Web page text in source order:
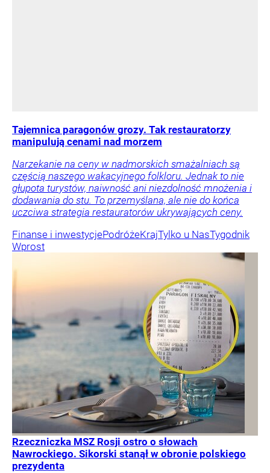
Tajemnica paragonów grozy. Tak restauratorzy
manipulują cenami nad morzem
Narzekanie na ceny w nadmorskich smażalniach są
częścią naszego wakacyjnego folkloru. Jednak to nie
głupota turystów, naiwność ani niezdolność mnożenia i
dodawania do stu. To przemyślana, ale nie do końca
uczciwa strategia restauratorów ukrywających ceny.
Finanse i inwestycjePodróżeKrajTylko u NasTygodnik
Wprost
Rzeczniczka MSZ Rosji ostro o słowach
Nawrockiego. Sikorski stanął w obronie polskiego
prezydenta